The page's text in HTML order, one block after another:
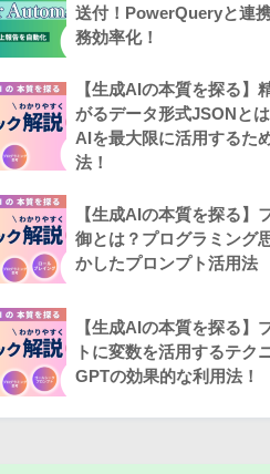
送付！PowerQueryと連
務効率化！
【生成AIの本質を探る】
がるデータ形式JSONと
AIを最大限に活用するた
法！
【生成AIの本質を探る】
御とは？プログラミング
かしたプロンプト活用法
【生成AIの本質を探る】
トに変数を活用するテク
GPTの効果的な利用法！